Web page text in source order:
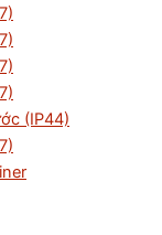
(IP44)